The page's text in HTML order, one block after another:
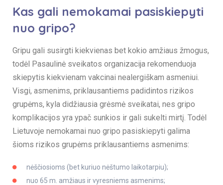
Kas gali nemokamai pasiskiepyti
nuo gripo?
Gripu gali susirgti kiekvienas bet kokio amžiaus žmogus,
todėl Pasaulinė sveikatos organizacija rekomenduoja
skiepytis kiekvienam vakcinai nealergiškam asmeniui.
Visgi, asmenims, priklausantiems padidintos rizikos
grupėms, kyla didžiausia grėsmė sveikatai, nes gripo
komplikacijos yra ypač sunkios ir gali sukelti mirtį. Todėl
Lietuvoje nemokamai nuo gripo pasiskiepyti galima
šioms rizikos grupėms priklausantiems asmenims:
nėščiosioms (bet kuriuo nėštumo laikotarpiu);
nuo 65 m. amžiaus ir vyresniems asmenims;